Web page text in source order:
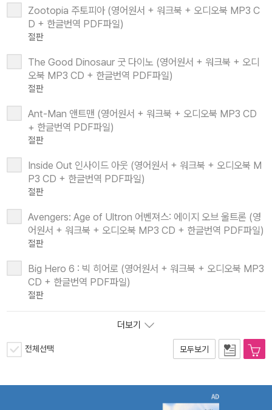
Zootopia 주토피아 (영어원서 + 워크북 + 오디오북 MP3 C
D + 한글번역 PDF파일)
절판
The Good Dinosaur 굿 다이노 (영어원서 + 워크북 + 오디
오북 MP3 CD + 한글번역 PDF파일)
절판
Ant-Man 앤트맨 (영어원서 + 워크북 + 오디오북 MP3 CD
+ 한글번역 PDF파일)
절판
Inside Out 인사이드 아웃 (영어원서 + 워크북 + 오디오북 M
P3 CD + 한글번역 PDF파일)
절판
Avengers: Age of Ultron 어벤져스: 에이지 오브 울트론 (영
어원서 + 워크북 + 오디오북 MP3 CD + 한글번역 PDF파일)
절판
Big Hero 6 : 빅 히어로 (영어원서 + 워크북 + 오디오북 MP3
CD + 한글번역 PDF파일)
절판
더보기
전체선택 모두보기